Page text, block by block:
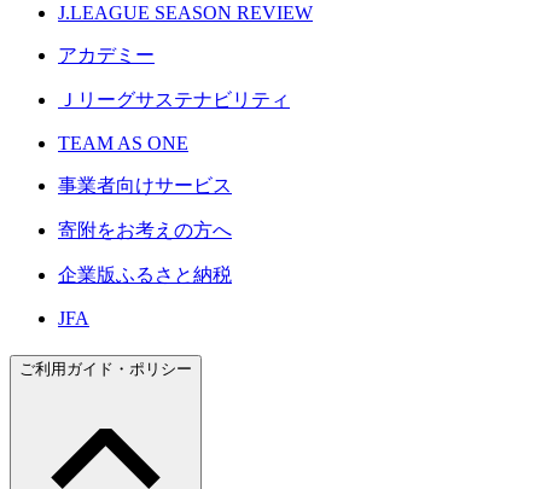
J.LEAGUE SEASON REVIEW
アカデミー
Ｊリーグサステナビリティ
TEAM AS ONE
事業者向けサービス
寄附をお考えの方へ
企業版ふるさと納税
JFA
ご利用ガイド・ポリシー